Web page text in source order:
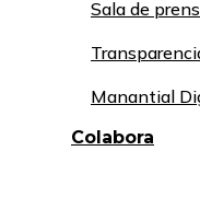
Sala de
Manantial
Colabora